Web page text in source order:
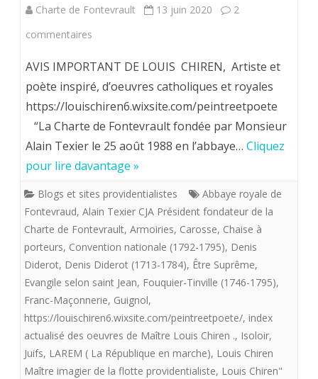
Charte de Fontevrault 13 juin 2020
2
commentaires
Chiren
Maître
imagier
«
flotte
offre
aux
royalistes
»
AVIS IMPORTANT DE LOUIS CHIREN, Artiste et
poète inspiré, d’oeuvres catholiques et royales
https://louischiren6.wixsite.com/peintreetpoete
“La Charte de Fontevrault fondée par Monsieur
Alain Texier le 25 août 1988 en l’abbaye… Cliquez
pour lire davantage »
Blogs et sites providentialistes
Abbaye royale de
Fontevraud, Alain Texier CJA Président fondateur de la
Charte de Fontevrault, Armoiries, Carosse, Chaise à
porteurs, Convention nationale (1792-1795), Denis
Diderot, Denis Diderot (1713-1784), Être Suprême,
Evangile selon saint Jean, Fouquier-Tinville (1746-1795),
Franc-Maçonnerie, Guignol,
https://louischiren6.wixsite.com/peintreetpoete/, index
actualisé des oeuvres de Maître Louis Chiren ., Isoloir,
Juifs, LAREM ( La République en marche), Louis Chiren
Maître imagier de la flotte providentialiste, Louis Chiren"